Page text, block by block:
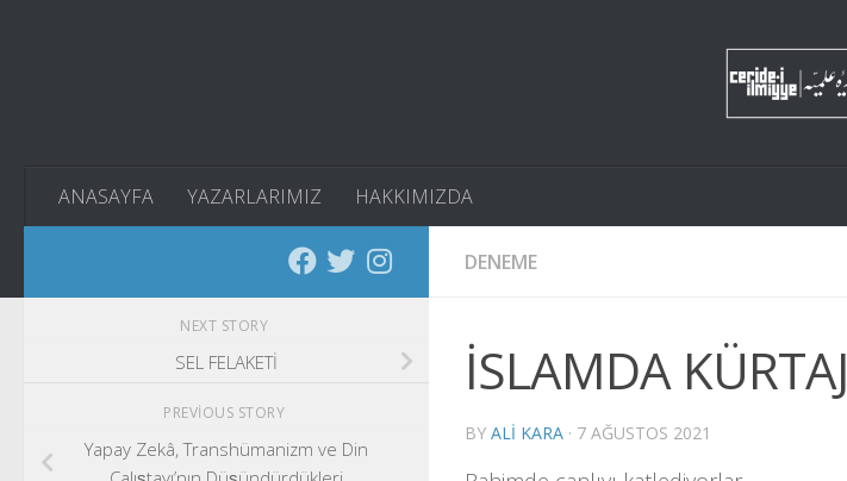
ANASAYFA YAZARLARIMIZ HAKKIMIZDA
DENEME
İSLAMDA KÜRTAJ
BY ALI KARA · 7 AĞUSTOS 2021
NEXT STORY
SEL FELAKETİ
PREVIOUS STORY
Yapay Zekâ, Transhümanizm ve Din